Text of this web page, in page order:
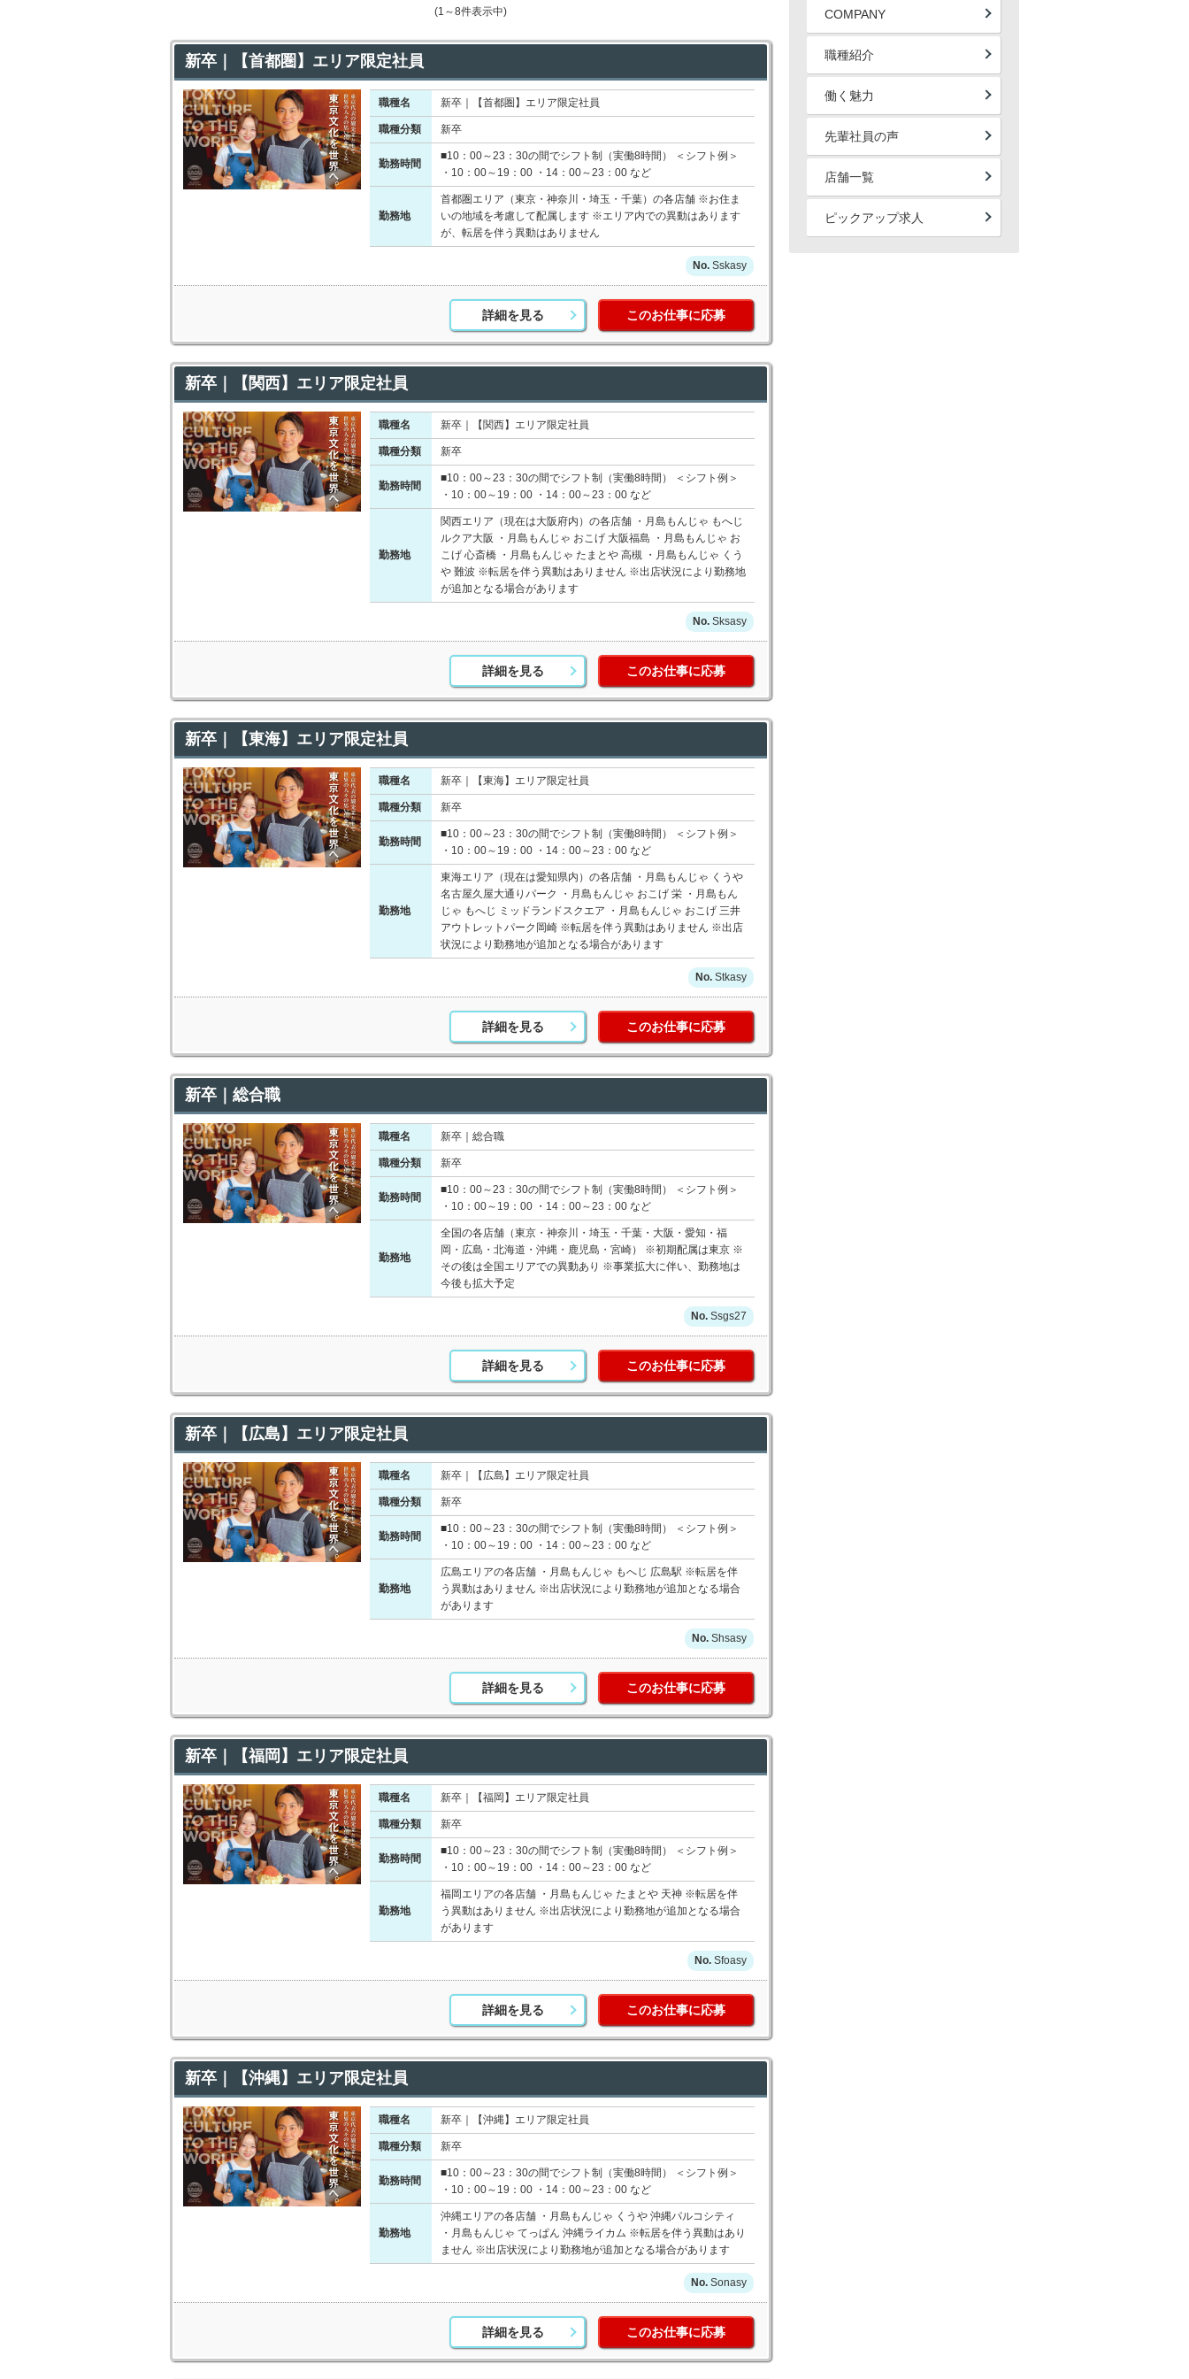
(1～8件表示中)
新卒｜【首都圏】エリア限定社員
職種名 新卒｜【首都圏】エリア限定社員
職種分類 新卒
勤務時間
■10：00～23：30の間でシフト制（実働8時間） ＜シフト例＞
・10：00～19：00 ・14：00～23：00 など
勤務地
首都圏エリア（東京・神奈川・埼玉・千葉）の各店舗 ※お住ま
いの地域を考慮して配属します ※エリア内での異動はあります
が、転居を伴う異動はありません
Sskasy
詳細を見る このお仕事に応募
新卒｜【関西】エリア限定社員
職種名 新卒｜【関西】エリア限定社員
職種分類 新卒
勤務時間
■10：00～23：30の間でシフト制（実働8時間） ＜シフト例＞
・10：00～19：00 ・14：00～23：00 など
勤務地
関西エリア（現在は大阪府内）の各店舗 ・月島もんじゃ もへじ
ルクア大阪 ・月島もんじゃ おこげ 大阪福島 ・月島もんじゃ お
こげ 心斎橋 ・月島もんじゃ たまとや 高槻 ・月島もんじゃ くう
や 難波 ※転居を伴う異動はありません ※出店状況により勤務地
が追加となる場合があります
Sksasy
詳細を見る このお仕事に応募
新卒｜【東海】エリア限定社員
職種名 新卒｜【東海】エリア限定社員
職種分類 新卒
勤務時間
■10：00～23：30の間でシフト制（実働8時間） ＜シフト例＞
・10：00～19：00 ・14：00～23：00 など
勤務地
東海エリア（現在は愛知県内）の各店舗 ・月島もんじゃ くうや
名古屋久屋大通りパーク ・月島もんじゃ おこげ 栄 ・月島もん
じゃ もへじ ミッドランドスクエア ・月島もんじゃ おこげ 三井
アウトレットパーク岡崎 ※転居を伴う異動はありません ※出店
状況により勤務地が追加となる場合があります
Stkasy
詳細を見る このお仕事に応募
新卒｜総合職
職種名 新卒｜総合職
職種分類 新卒
勤務時間
■10：00～23：30の間でシフト制（実働8時間） ＜シフト例＞
・10：00～19：00 ・14：00～23：00 など
勤務地
全国の各店舗（東京・神奈川・埼玉・千葉・大阪・愛知・福
岡・広島・北海道・沖縄・鹿児島・宮崎） ※初期配属は東京 ※
その後は全国エリアでの異動あり ※事業拡大に伴い、勤務地は
今後も拡大予定
Ssgs27
詳細を見る このお仕事に応募
新卒｜【広島】エリア限定社員
職種名 新卒｜【広島】エリア限定社員
職種分類 新卒
勤務時間
■10：00～23：30の間でシフト制（実働8時間） ＜シフト例＞
・10：00～19：00 ・14：00～23：00 など
勤務地
広島エリアの各店舗 ・月島もんじゃ もへじ 広島駅 ※転居を伴
う異動はありません ※出店状況により勤務地が追加となる場合
があります
Shsasy
詳細を見る このお仕事に応募
新卒｜【福岡】エリア限定社員
職種名 新卒｜【福岡】エリア限定社員
職種分類 新卒
勤務時間
■10：00～23：30の間でシフト制（実働8時間） ＜シフト例＞
・10：00～19：00 ・14：00～23：00 など
勤務地
福岡エリアの各店舗 ・月島もんじゃ たまとや 天神 ※転居を伴
う異動はありません ※出店状況により勤務地が追加となる場合
があります
Sfoasy
詳細を見る このお仕事に応募
新卒｜【沖縄】エリア限定社員
職種名 新卒｜【沖縄】エリア限定社員
職種分類 新卒
勤務時間
■10：00～23：30の間でシフト制（実働8時間） ＜シフト例＞
・10：00～19：00 ・14：00～23：00 など
勤務地
沖縄エリアの各店舗 ・月島もんじゃ くうや 沖縄パルコシティ
・月島もんじゃ てっぱん 沖縄ライカム ※転居を伴う異動はあり
ません ※出店状況により勤務地が追加となる場合があります
Sonasy
詳細を見る このお仕事に応募
COMPANY
職種紹介
働く魅力
先輩社員の声
店舗一覧
ピックアップ求人